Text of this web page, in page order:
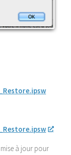
à jour pour